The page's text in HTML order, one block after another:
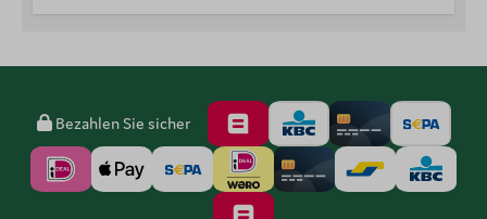
Bezahlen Sie sicher